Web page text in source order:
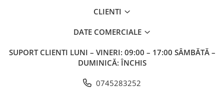
CLIENTI
DATE COMERCIALE
SUPORT CLIENTI LUNI – VINERI: 09:00 – 17:00 SÂMBĂTĂ –
DUMINICĂ: ÎNCHIS
0745283252